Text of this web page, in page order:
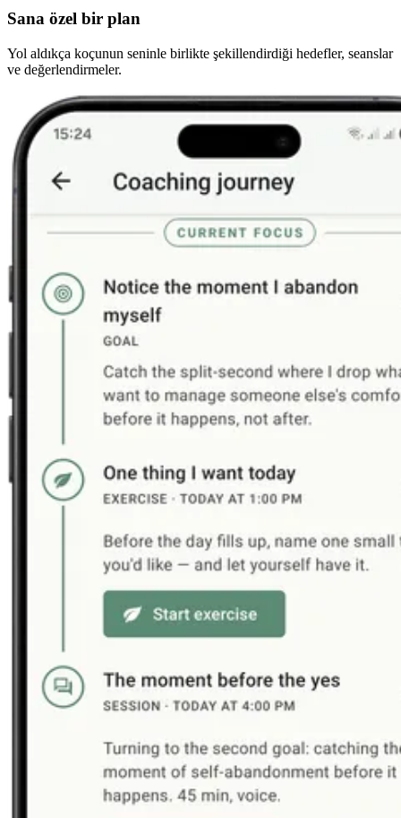
Sana özel bir plan
Yol aldıkça koçunun seninle birlikte şekillendirdiği hedefler, seanslar
ve değerlendirmeler.